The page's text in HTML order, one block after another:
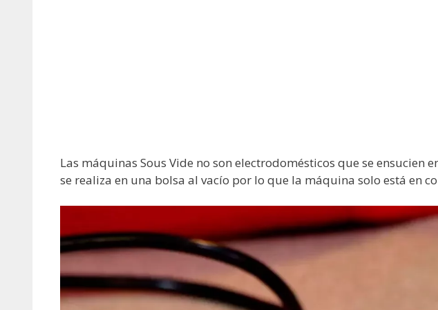
Las máquinas Sous Vide no son electrodomésticos que se ensucien
se realiza en una bolsa al vacío por lo que la máquina solo está en